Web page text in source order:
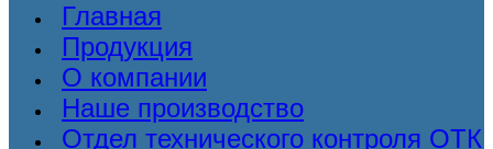
Главная
Продукция
О компании
Наше производство
Отдел технического контроля ОТК